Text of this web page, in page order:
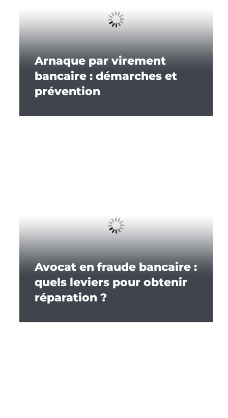
Arnaque par virement
bancaire : démarches et
prévention
Avocat en fraude bancaire :
quels leviers pour obtenir
réparation ?